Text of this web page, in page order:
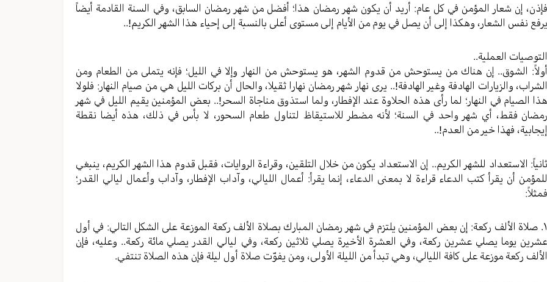
فإذن، إن شعار المؤمن في كل عام: أريد أن يكون شهر رمضان هذا؛ أفضل من شهر رمضان السابق، وفي السنة القادمة أيضاً
يرفع نفس الشعار، وهكذا إلى أن يصل في يوم من الأيام إلى مستوى أعلى بالنسبة إلى إحياء هذا الشهر الكريم!..
التوصيات العملية..
أولاً: الشوق.. إن هناك من يستوحش من قدوم الشهر، هو يستوحش من النهار وإلا في الليل؛ فإنه يتملى من الطعام ومن
الشراب، والزيارات الهادفة وغير الهادفة!.. يرى نهار شهر رمضان نهارا ثقيلا، والحال أن بركات الليل هي من صيام النهار: فلولا
هذا الصيام في النهار؛ لما رأى هذه الحلاوة عند الإفطار، ولما استذوق مناجاة السحر!.. بعض المؤمنين يقيم الليل في شهر
رمضان فقط، أي شهر واحد في السنة؛ لأنه مضطر للاستيقاظ لتناول طعام السحور، لا بأس في ذلك، هذه أيضا نقطة
إيجابية، فهذا خير من العدم!..
ثانياً: الاستعداد للشهر الكريم.. إن الاستعداد يكون من خلال التلقين، وقراءة الروايات، فقبل قدوم هذا الشهر الكريم، ينبغي
للمؤمن أن يقرأ كتب الدعاء قراءة لا بمعنى الدعاء، إنما يقرأ: أعمال الليالي، وآداب الإفطار، وآداب وأعمال ليالي القدر؛
فمثلاً:
۱. صلاة الألف ركعة: إن بعض المؤمنين يلتزم في شهر رمضان المبارك بصلاة الألف ركعة الموزعة على الشكل التالي: في أول
عشرين يوما يصلي عشرين ركعة، وفي العشرة الأخيرة يصلي ثلاثين ركعة، وفي ليالي القدر يصلي مائة ركعة.. وعليه، فإن
الألف ركعة موزعة على كافة الليالي، وهي تبدأ من الليلة الأولى، ومن يفوّت صلاة أول ليلة فإن هذه الصلاة تنتفي.